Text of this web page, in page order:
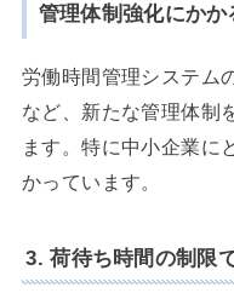
管理体制強化にかか
労働時間管理システム
など、新たな管理体制
ます。特に中小企業に
かっています。
3. 荷待ち時間の制限